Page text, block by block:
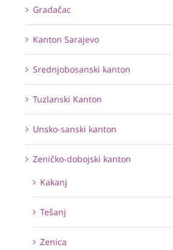
Gradačac
Kanton Sarajevo
Srednjobosanski kanton
Tuzlanski Kanton
Unsko-sanski kanton
Zeničko-dobojski kanton
Kakanj
Tešanj
Zenica